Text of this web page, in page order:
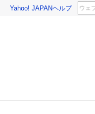
Yahoo! JAPANヘルプ